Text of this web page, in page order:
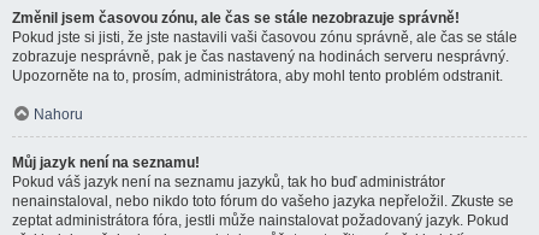
Změnil jsem časovou zónu, ale čas se stále nezobrazuje správně!
Pokud jste si jisti, že jste nastavili vaši časovou zónu správně, ale čas se stále
zobrazuje nesprávně, pak je čas nastavený na hodinách serveru nesprávný.
Upozorněte na to, prosím, administrátora, aby mohl tento problém odstranit.
Nahoru
Můj jazyk není na seznamu!
Pokud váš jazyk není na seznamu jazyků, tak ho buď administrátor
nenainstaloval, nebo nikdo toto fórum do vašeho jazyka nepřeložil. Zkuste se
zeptat administrátora fóra, jestli může nainstalovat požadovaný jazyk. Pokud